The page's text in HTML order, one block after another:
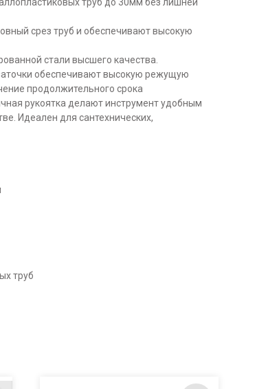
труб до 30мм без лишней
срез труб и обеспечивают высокую
стали высшего качества.
обеспечивают высокую режущую
продолжительного срока
рукоятка делают инструмент удобным
Идеален для сантехнических,
труб